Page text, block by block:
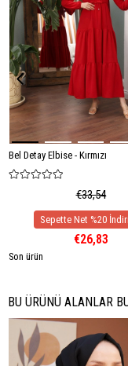
Bel Detay Elbise - Kırmızı
€33,54
€26,83
Son ürün
BU ÜRÜNÜ ALANLAR